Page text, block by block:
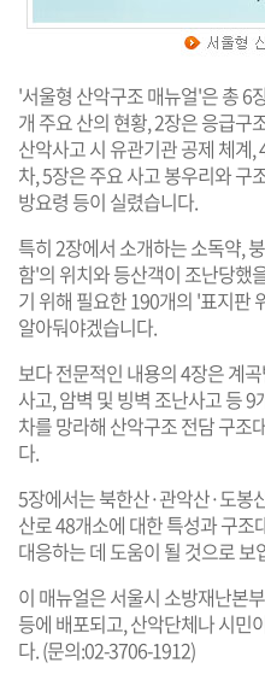
'서울형 산악구조 매뉴얼'은 총 6
개 주요 산의 현황, 2장은 응급구
산악사고 시 유관기관 공제 체계
차, 5장은 주요 사고 봉우리와 구
방요령 등이 실렸습니다.
특히 2장에서 소개하는 소독약,
함'의 위치와 등산객이 조난당했
기 위해 필요한 190개의 '표지판
알아둬야겠습니다.
보다 전문적인 내용의 4장은 계
사고, 암벽 및 빙벽 조난사고 등
차를 망라해 산악구조 전담 구조
다.
5장에서는 북한산·관악산·도봉
산로 48개소에 대한 특성과 구조
대응하는 데 도움이 될 것으로 보
이 매뉴얼은서울시 소방재난본부
등에 배포되고, 산악단체나 시민
다. (문의:02-3706-1912)